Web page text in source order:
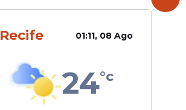
Recife 01:11, 08 Ago
24°c